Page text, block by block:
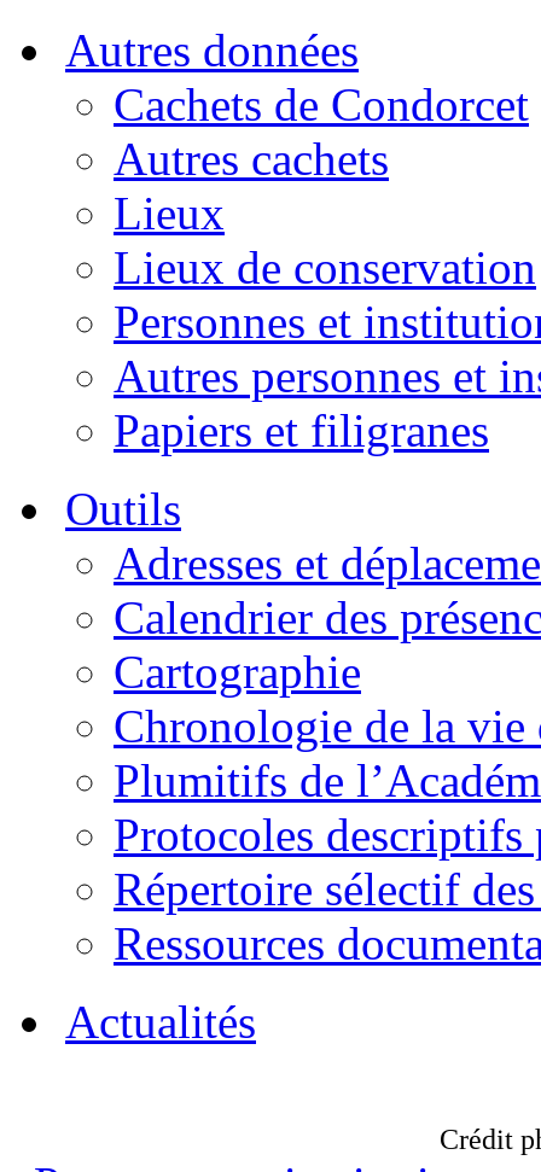
Autres données
Cachets de Condorcet
Autres cachets
Lieux
Lieux de conservation
Personnes et
Autres personnes et
Papiers et filigranes
Outils
Adresses et
Calendrier des
Cartographie
Chronologie de la vie
Plumitifs de
Protocoles descriptifs
Répertoire sélectif
Ressources
Actualités
Crédit